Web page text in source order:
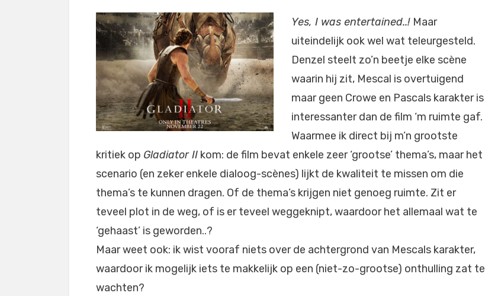
Yes, I was entertained..! Maar
uiteindelijk ook wel wat teleurgesteld.
Denzel steelt zo’n beetje elke scène
waarin hij zit, Mescal is overtuigend
maar geen Crowe en Pascals karakter is
interessanter dan de film ‘m ruimte gaf.
Waarmee ik direct bij m’n grootste
kritiek op Gladiator II kom: de film bevat enkele zeer ‘grootse’ thema’s, maar het
scenario (en zeker enkele dialoog-scènes) lijkt de kwaliteit te missen om die
thema’s te kunnen dragen. Of de thema’s krijgen niet genoeg ruimte. Zit er
teveel plot in de weg, of is er teveel weggeknipt, waardoor het allemaal wat te
‘gehaast’ is geworden..?
Maar weet ook: ik wist vooraf niets over de achtergrond van Mescals karakter,
waardoor ik mogelijk iets te makkelijk op een (niet-zo-grootse) onthulling zat te
wachten?